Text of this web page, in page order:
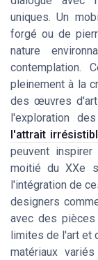
uniques. Un
forgé ou de
nature
contemplation.
pleinement à la
des œuvres
l'exploration
l'attrait
peuvent inspirer
moitié du XXe
l'intégration de
designers
avec des
limites de l'art et
matériaux